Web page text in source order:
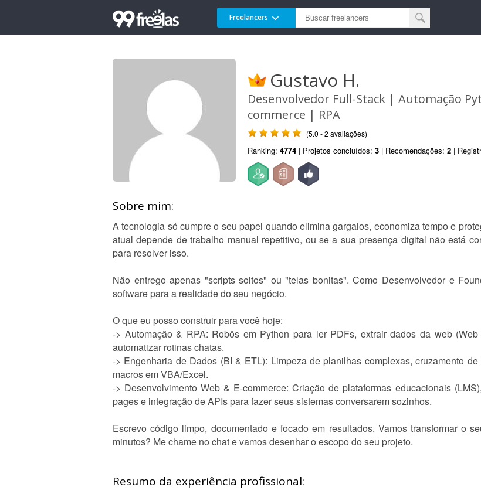
Freelancers
Gustavo H.
Desenvolvedor Full-Stack | Automação
commerce | RPA
(5.0 - 2 avaliações)
Ranking: 4774 | Projetos concluídos: 3 | Recomendações: 2 |
Sobre mim:
A tecnologia só cumpre o seu papel quando elimina gargalos, economiza tempo e
atual depende de trabalho manual repetitivo, ou se a sua presença digital não está
para resolver isso.
Não entrego apenas "scripts soltos" ou "telas bonitas". Como Desenvolvedor e
software para a realidade do seu negócio.
O que eu posso construir para você hoje:
-> Automação & RPA: Robôs em Python para ler PDFs, extrair dados da web
automatizar rotinas chatas.
-> Engenharia de Dados (BI & ETL): Limpeza de planilhas complexas, cruzamento
macros em VBA/Excel.
-> Desenvolvimento Web & E-commerce: Criação de plataformas educacionais
pages e integração de APIs para fazer seus sistemas conversarem sozinhos.
Escrevo código limpo, documentado e focado em resultados. Vamos transformar o
minutos? Me chame no chat e vamos desenhar o escopo do seu projeto.
Resumo da experiência profissional: